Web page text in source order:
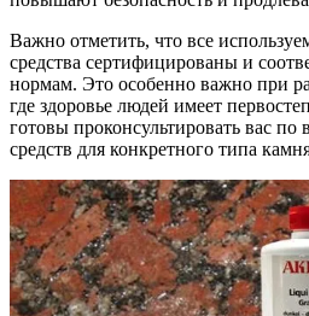
Важно отметить, что все
средства сертифицированы и
нормам. Это особенно важно при
где здоровье людей имеет
готовы проконсультировать вас
средств для конкретного типа